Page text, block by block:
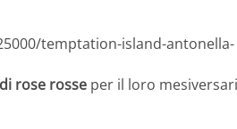
temptation-island-antonella-
rose rosse per il loro